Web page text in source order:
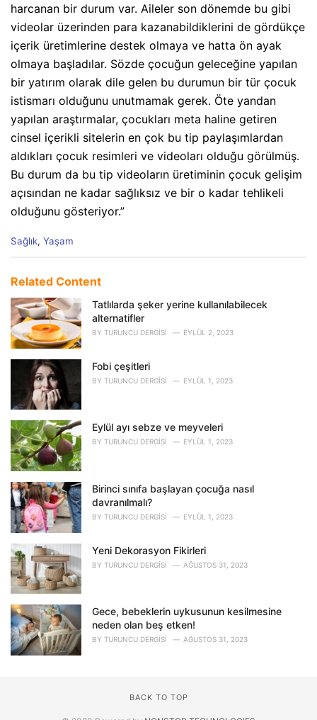
harcanan bir durum var. Aileler son dönemde bu gibi
videolar üzerinden para kazanabildiklerini de gördükçe
içerik üretimlerine destek olmaya ve hatta ön ayak
olmaya başladılar. Sözde çocuğun geleceğine yapılan
bir yatırım olarak dile gelen bu durumun bir tür çocuk
istismarı olduğunu unutmamak gerek. Öte yandan
yapılan araştırmalar, çocukları meta haline getiren
cinsel içerikli sitelerin en çok bu tip paylaşımlardan
aldıkları çocuk resimleri ve videoları olduğu görülmüş.
Bu durum da bu tip videoların üretiminin çocuk gelişim
açısından ne kadar sağlıksız ve bir o kadar tehlikeli
olduğunu gösteriyor.”
C
e
o
r
i
e
Sağlık, Yaşam
Related Content
Tatlılarda şeker yerine kullanılabilecek
alternatifler
BY TURUNCU DERGISI EYLÜL 2, 2023
Fobi çeşitleri
BY TURUNCU DERGISI EYLÜL 1, 2023
Eylül ayı sebze ve meyveleri
BY TURUNCU DERGISI EYLÜL 1, 2023
Birinci sınıfa başlayan çocuğa nasıl
davranılmalı?
BY TURUNCU DERGISI EYLÜL 1, 2023
Yeni Dekorasyon Fikirleri
BY TURUNCU DERGISI AĞUSTOS 31, 2023
Gece, bebeklerin uykusunun kesilmesine
neden olan beş etken!
BY TURUNCU DERGISI AĞUSTOS 31, 2023
BACK TO TOP